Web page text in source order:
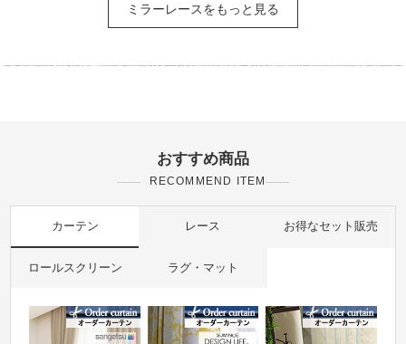
ミラーレースをもっと見る
おすすめ商品
RECOMMEND ITEM
カーテン レース お得なセット販売
ロールスクリーン ラグ・マット